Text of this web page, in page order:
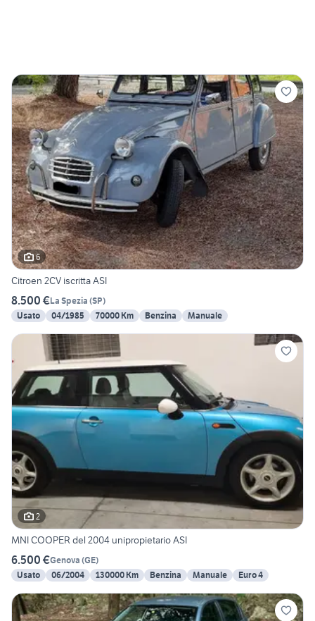
6
Citroen 2CV iscritta ASI
8.500 €La Spezia (SP)
Usato
04/1985 70000 Km Benzina Manuale
2
MNI COOPER del 2004 unipropietario ASI
6.500 €Genova (GE)
Usato
06/2004 130000 Km Benzina Manuale Euro 4